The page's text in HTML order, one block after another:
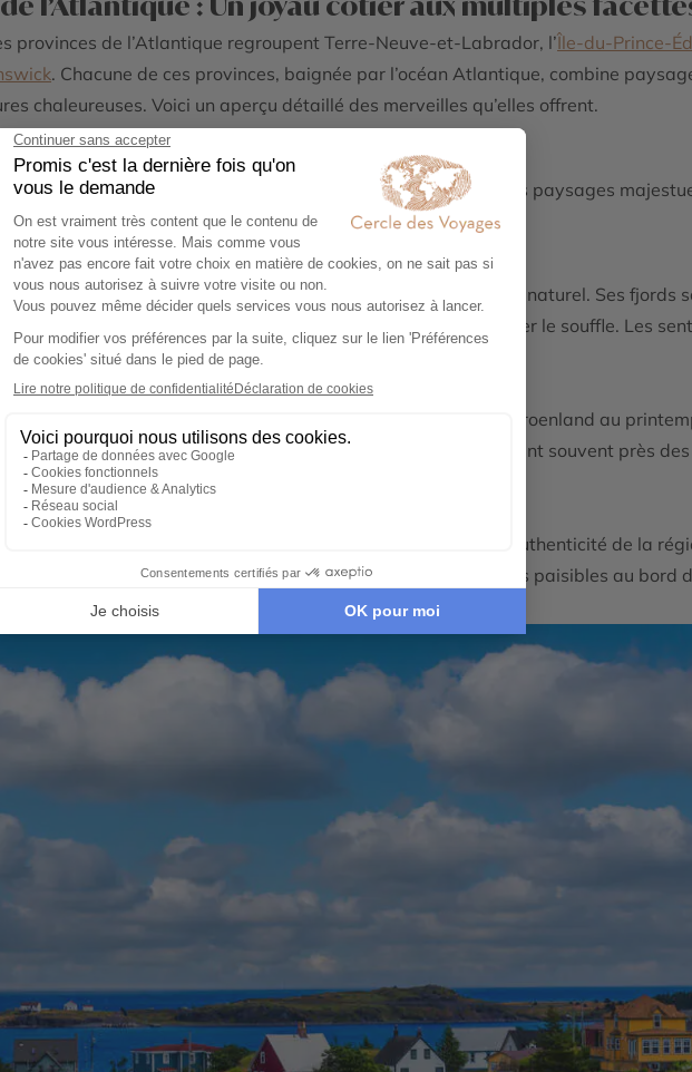
provinces de l’Atlantique regroupent Terre-Neuve-et-Labrador, l’Île-du-Prince-
. Chacune de ces provinces, baignée par l’océan Atlantique, combine
chaleureuses. Voici un aperçu détaillé des merveilles qu’elles offrent.
brute et préservée
où la nature se révèle dans toute sa splendeur, avec des paysages
de la faune marine.
Morne
le parc national du Gros-Morne est un chef-d’œuvre naturel. Ses fjords
et ses plateaux spectaculaires offrent des panoramas à couper le souffle. Les
ces merveilles en toute liberté.
Alley », où de gigantesques icebergs dérivent depuis le Groenland au
aussi un habitat idéal pour observer les baleines, qui croisent souvent près
Trinity
et son riche héritage historique, est un exemple parfait de l’authenticité de la
à la découverte de son théâtre local et à des balades paisibles au bord